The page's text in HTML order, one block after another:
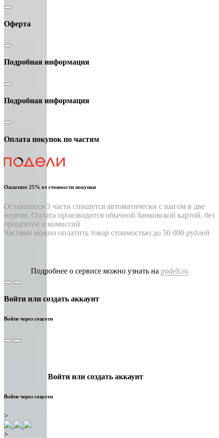
Оферта
Подробная информация
Подробная информация
Оплата покупок по частям
Оплатите 25% от стоимости покупки
Оставшиеся 3 части спишутся автоматически с шагом в две
недели. Оплата производится обычной банковской картой, без
процентов и комиссий
Частями можно оплатить товар стоимостью до 50 000 рублей
Подробнее о сервисе можно узнать на podeli.ru
Войти или создать аккаунт
Войти через соцсети
Войти или создать аккаунт
Войти через соцсети
>
>